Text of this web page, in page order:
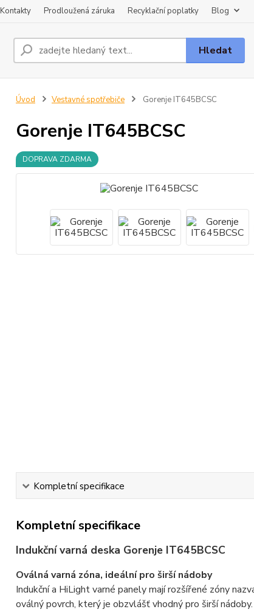
Kontakty Prodloužená záruka Recyklační poplatky Blog
Hledat
Úvod Vestavné spotřebiče Gorenje IT645BCSC
Gorenje IT645BCSC
DOPRAVA ZDARMA
Kompletní specifikace
Kompletní specifikace
Indukční varná deska Gorenje IT645BCSC
Oválná varná zóna, ideální pro širší nádoby
Indukční a HiLight varné panely mají rozšířené zóny
oválný povrch, který je obzvlášť vhodný pro širší nádoby.